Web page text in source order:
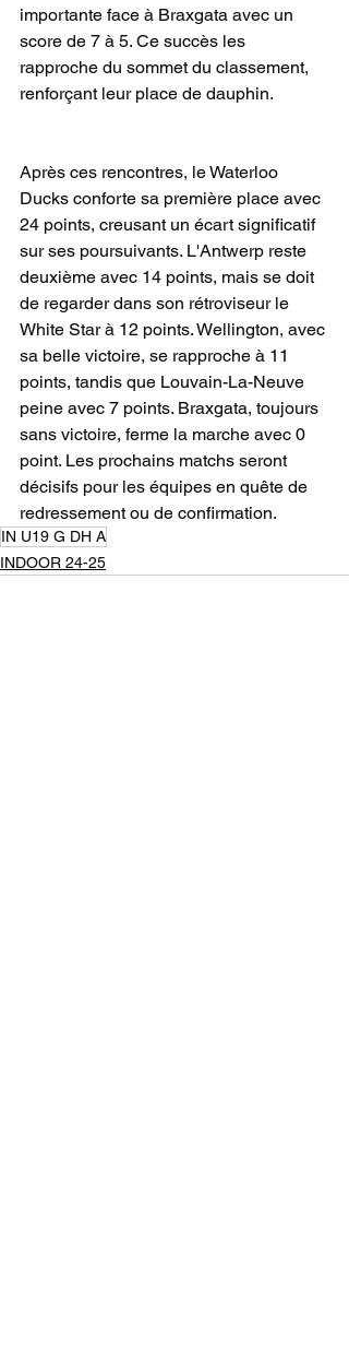
importante face à Braxgata avec un
score de 7 à 5. Ce succès les
rapproche du sommet du classement,
renforçant leur place de dauphin.
Après ces rencontres, le Waterloo
Ducks conforte sa première place avec
24 points, creusant un écart significatif
sur ses poursuivants. L'Antwerp reste
deuxième avec 14 points, mais se doit
de regarder dans son rétroviseur le
White Star à 12 points. Wellington, avec
sa belle victoire, se rapproche à 11
points, tandis que Louvain-La-Neuve
peine avec 7 points. Braxgata, toujours
sans victoire, ferme la marche avec 0
point. Les prochains matchs seront
décisifs pour les équipes en quête de
redressement ou de confirmation.
IN U19 G DH A
INDOOR 24-25